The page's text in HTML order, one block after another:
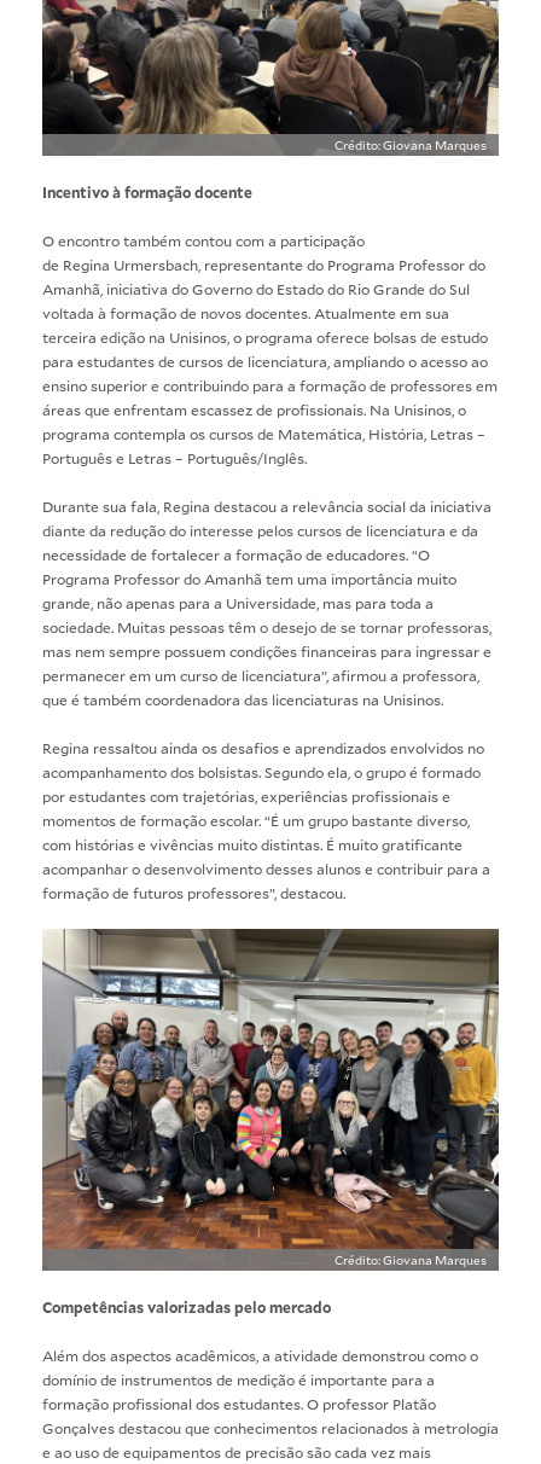
Crédito: Giovana Marques
Incentivo à formação docente
O encontro também contou com a participação
de Regina Urmersbach, representante do Programa Professor do
Amanhã, iniciativa do Governo do Estado do Rio Grande do Sul
voltada à formação de novos docentes. Atualmente em sua
terceira edição na Unisinos, o programa oferece bolsas de estudo
para estudantes de cursos de licenciatura, ampliando o acesso ao
ensino superior e contribuindo para a formação de professores em
áreas que enfrentam escassez de profissionais. Na Unisinos, o
programa contempla os cursos de Matemática, História, Letras –
Português e Letras – Português/Inglês.
Durante sua fala, Regina destacou a relevância social da iniciativa
diante da redução do interesse pelos cursos de licenciatura e da
necessidade de fortalecer a formação de educadores. “O
Programa Professor do Amanhã tem uma importância muito
grande, não apenas para a Universidade, mas para toda a
sociedade. Muitas pessoas têm o desejo de se tornar professoras,
mas nem sempre possuem condições financeiras para ingressar e
permanecer em um curso de licenciatura”, afirmou a professora,
que é também coordenadora das licenciaturas na Unisinos.
Regina ressaltou ainda os desafios e aprendizados envolvidos no
acompanhamento dos bolsistas. Segundo ela, o grupo é formado
por estudantes com trajetórias, experiências profissionais e
momentos de formação escolar. “É um grupo bastante diverso,
com histórias e vivências muito distintas. É muito gratificante
acompanhar o desenvolvimento desses alunos e contribuir para a
formação de futuros professores”, destacou.
Crédito: Giovana Marques
Competências valorizadas pelo mercado
Além dos aspectos acadêmicos, a atividade demonstrou como o
domínio de instrumentos de medição é importante para a
formação profissional dos estudantes. O professor Platão
Gonçalves destacou que conhecimentos relacionados à metrologia
e ao uso de equipamentos de precisão são cada vez mais